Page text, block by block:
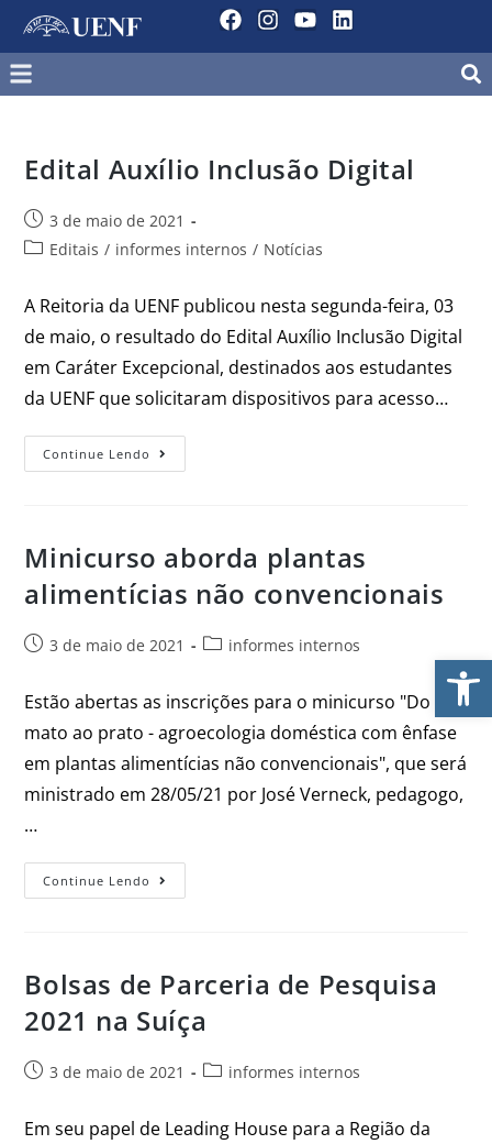
Edital Auxílio Inclusão Digital
3 de maio de 2021
Editais / informes internos / Notícias
A Reitoria da UENF publicou nesta segunda-feira, 03
de maio, o resultado do Edital Auxílio Inclusão Digital
em Caráter Excepcional, destinados aos estudantes
da UENF que solicitaram dispositivos para acesso…
Continue Lendo
Minicurso aborda plantas
alimentícias não convencionais
3 de maio de 2021 informes internos
Estão abertas as inscrições para o minicurso "Do
mato ao prato - agroecologia doméstica com ênfase
em plantas alimentícias não convencionais", que será
ministrado em 28/05/21 por José Verneck, pedagogo,
…
Continue Lendo
Bolsas de Parceria de Pesquisa
2021 na Suíça
3 de maio de 2021 informes internos
Em seu papel de Leading House para a Região da